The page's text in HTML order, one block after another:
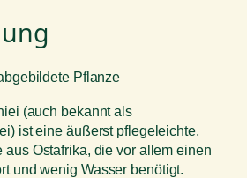
Pflanze
(auch bekannt als
ist eine äußerst pflegeleichte,
aus Ostafrika, die vor allem einen
und wenig Wasser benötigt.